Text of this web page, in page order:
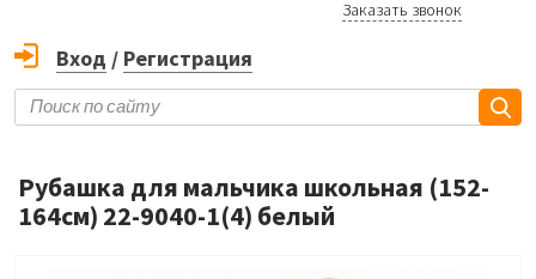
Заказать звонок
Вход / Регистрация
Рубашка для мальчика школьная (152-
164см) 22-9040-1(4) белый